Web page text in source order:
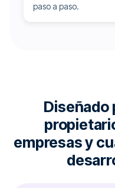
paso a paso.
Diseñado
empresas y